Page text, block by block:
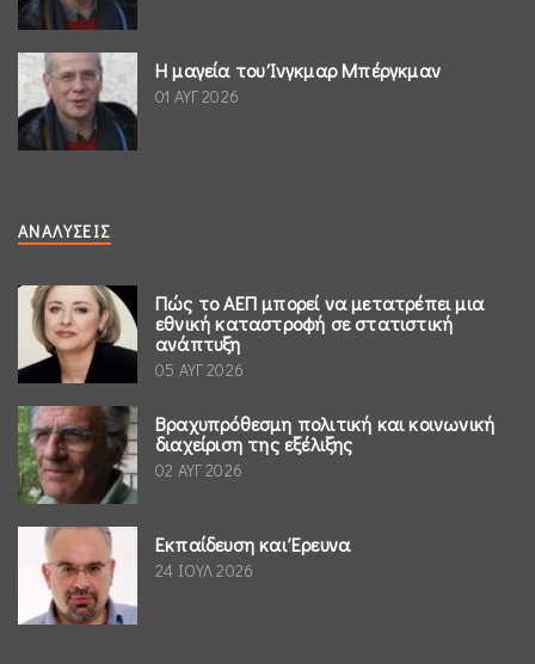
Η μαγεία του Ίνγκμαρ Μπέργκμαν
01 ΑΥΓ 2026
ΑΝΑΛΎΣΕΙΣ
Πώς το ΑΕΠ μπορεί να μετατρέπει μια
εθνική καταστροφή σε στατιστική
ανάπτυξη
05 ΑΥΓ 2026
Βραχυπρόθεσμη πολιτική και κοινωνική
διαχείριση της εξέλιξης
02 ΑΥΓ 2026
Εκπαίδευση και Έρευνα
24 ΙΟΥΛ 2026